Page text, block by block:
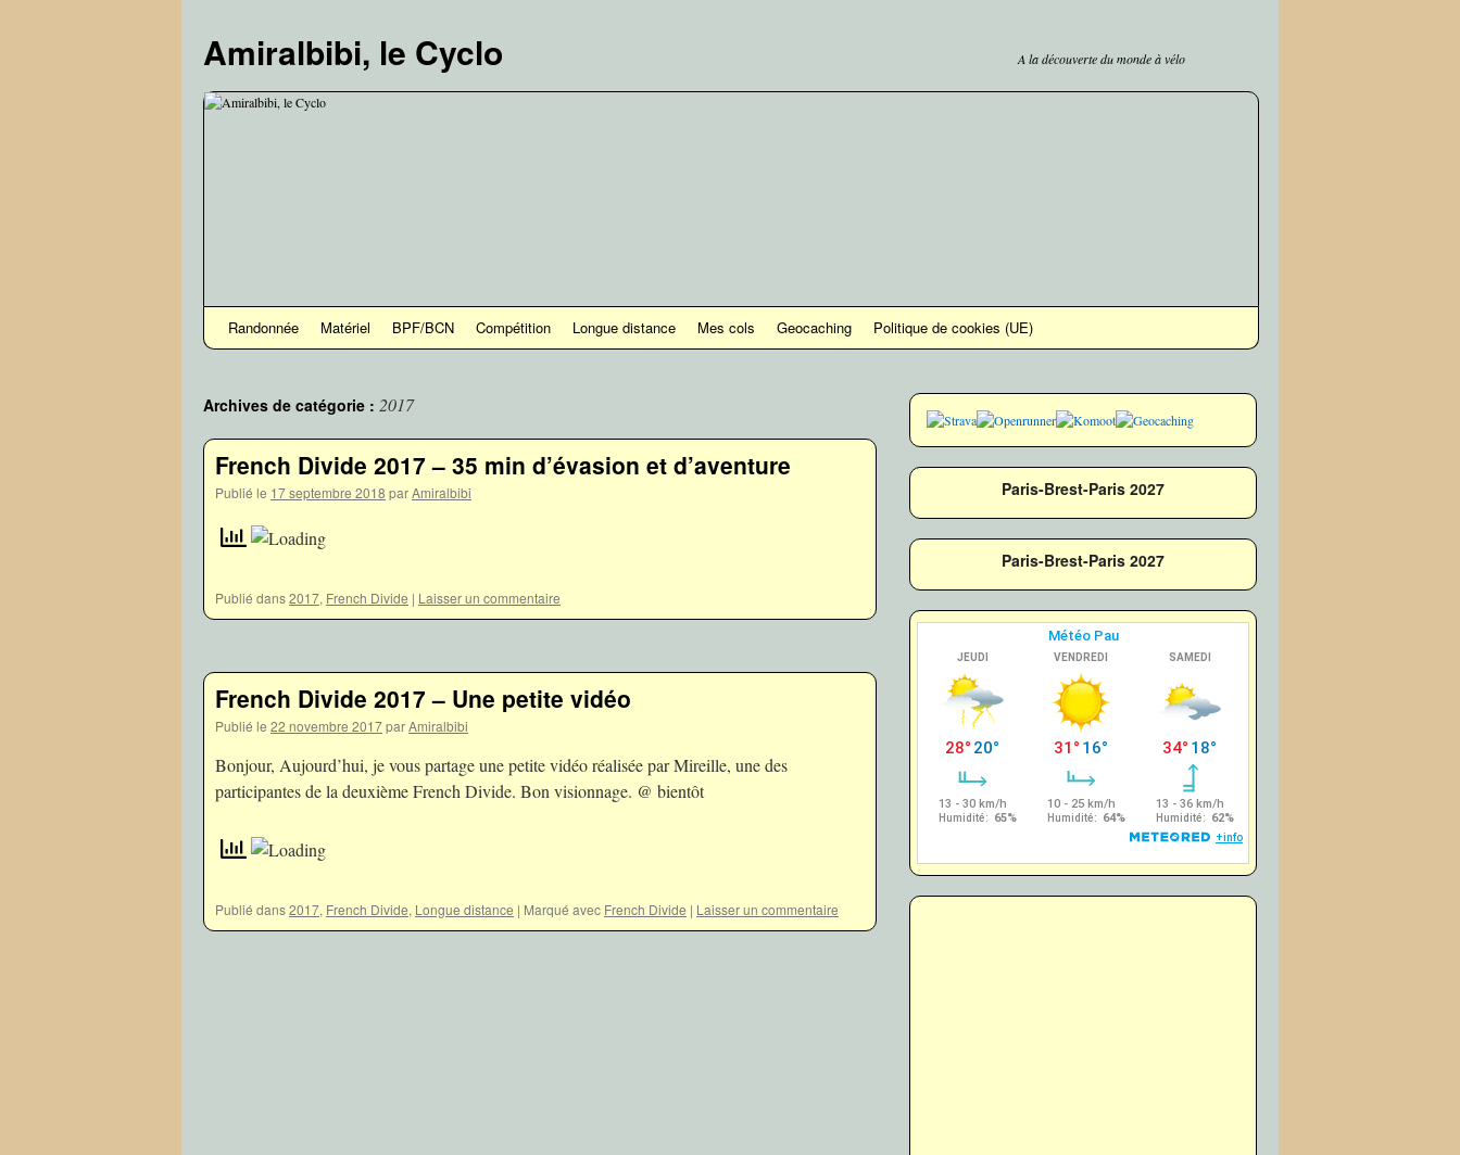
contenu
Amiralbibi, le Cyclo A la découverte du monde à vélo
Randonnée Matériel BPF/BCN Compétition Longue distance Mes cols Geocaching Politique de cookies (UE)
Archives de catégorie : 2017
French Divide 2017 – 35 min d’évasion et d’aventure
Publié le 17 septembre 2018 parAmiralbibi
Publié dans2017, French Divide | Laisser un commentaire
French Divide 2017 – Une petite vidéo
Publié le 22 novembre 2017parAmiralbibi
Bonjour, Aujourd’hui, je vous partage une petite vidéo réalisée par Mireille, une des
participantes de la deuxième French Divide. Bon visionnage. @ bientôt
Publié dans2017, French Divide, Longue distance | Marqué avec French Divide | Laisser un commentaire
Paris-Brest-Paris 2027
Paris-Brest-Paris 2027